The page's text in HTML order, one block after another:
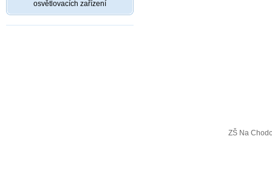
osvětlovacích zařízení
ZŠ Na